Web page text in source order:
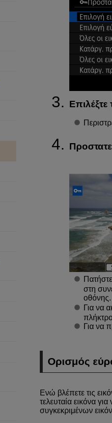
στη
οθόνης.
Για να
Για να
Ορισμός
Ενώ βλέπετε τις
τελευταία εικόνα
συγκεκριμένων